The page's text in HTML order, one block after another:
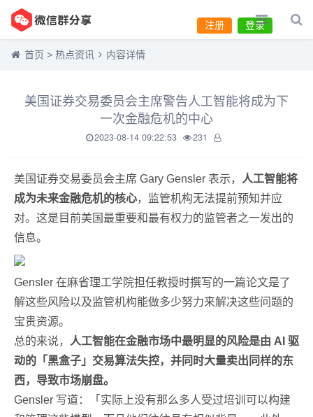
登录
注册
首页 > 热点资讯 内容详情
美国证券交易委员会主席警告人工智能将成为下
一次金融危机的中心
2023-08-14 09:22:53 231
美国证券交易委员会主席 Gary Gensler 表示，
人工智能将
成为未来金融危机的核心，监管机构无法提前预知并应
对。这是目前美国最重要和最有权力的监管者之一发出的
信息。
Gensler 在麻省理工学院担任教授时撰写的一篇论文是了
解这些风险以及监管机构能做多少努力来解决这些问题的
宝贵资源。
总的来说，
人工智能在金融市场中最明显的风险是由 AI 驱
动的「黑盒子」交易算法失控，并同时大量卖出同样的东
西，导致市场崩盘。
Gensler 写道：「实际上没有那么多人受过培训可以构建